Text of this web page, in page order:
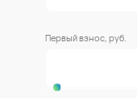
Первый взнос, руб.